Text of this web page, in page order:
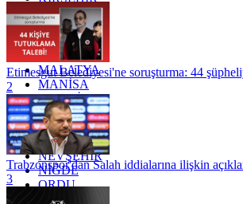
KOCAELİ
KONYA
KÜTAHYA
KİLİS
MALATYA
MANİSA
MARDİN
MERSİN
MUĞLA
MUŞ
NEVŞEHİR
NİĞDE
ORDU
OSMANİYE
Etimesgut Belediyesi'ne soruşturma: 44
2
Trabzonspor'dan Salah iddialarına ilişkin
3